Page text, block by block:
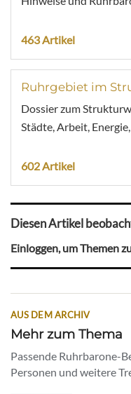
463 Artikel
Ruhrgebiet im
Dossier zum
Städte, Arbeit,
602 Artikel
Diesen Artikel
Einloggen, um Themen
AUS DEM ARCHIV
Mehr zum Thema
Passende Ruhrbarone-
Personen und weitere